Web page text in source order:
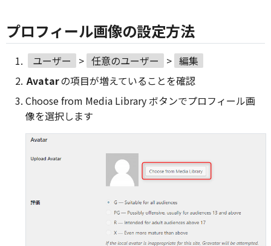
プロフィール画像の設定方法
ユーザー > 任意のユーザー > 編集
Avatarの項目が増えていることを確認
Choose from Media Library ボタンでプロフィール画
像を選択します